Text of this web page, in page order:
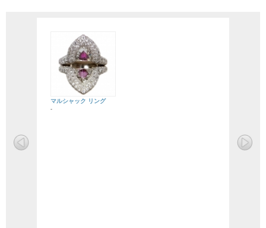
マルシャック リング
-